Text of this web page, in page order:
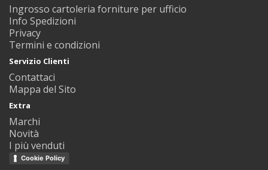
Ingrosso cartoleria forniture per ufficio
Info Spedizioni
Privacy
Termini e condizioni
Servizio Clienti
Contattaci
Mappa del Sito
Extra
Marchi
Novità
I più venduti
Cookie Policy